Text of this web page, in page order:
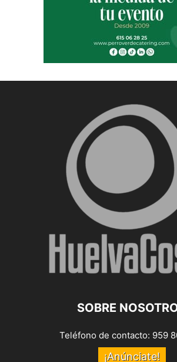
SOBRE
Teléfono de contacto: 959
¡Anúnciate!